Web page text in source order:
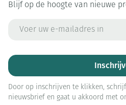
Blijf op de hoogte van nieuwe
Door op inschrijven te klikken,
nieuwsbrief en gaat u akkoord met